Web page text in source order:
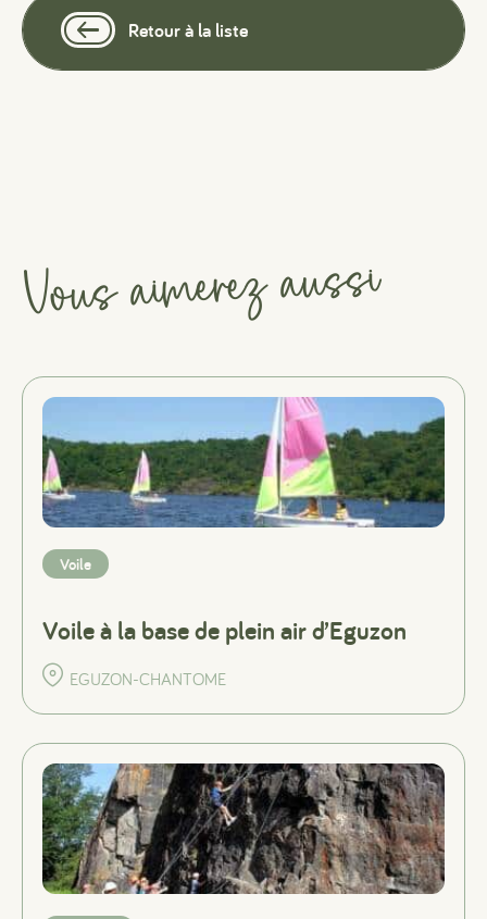
Retour à la liste
Vous aimerez aussi
Voile
Voile à la base de plein air d’Eguzon
EGUZON-CHANTOME